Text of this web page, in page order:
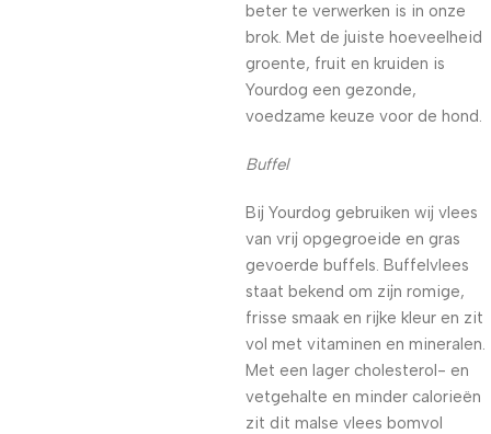
beter te verwerken is in onze
brok. Met de juiste hoeveelheid
groente, fruit en kruiden is
Yourdog een gezonde,
voedzame keuze voor de hond.
Buffel
Bij Yourdog gebruiken wij vlees
van vrij opgegroeide en gras
gevoerde buffels. Buffelvlees
staat bekend om zijn romige,
frisse smaak en rijke kleur en zit
vol met vitaminen en mineralen.
Met een lager cholesterol- en
vetgehalte en minder calorieën
zit dit malse vlees bomvol